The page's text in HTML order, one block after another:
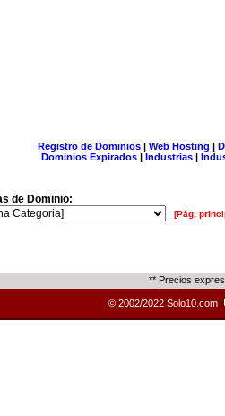
Registro de Dominios| Web Hosting |
Dominios Expirados | Industrias |
de Dominio:
[Pág.
** Precios
© 2002/2022 Solo10.com